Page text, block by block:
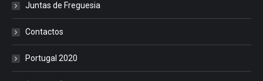
Juntas de Freguesia
Contactos
Portugal 2020